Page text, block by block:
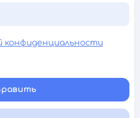
конфиденциальности